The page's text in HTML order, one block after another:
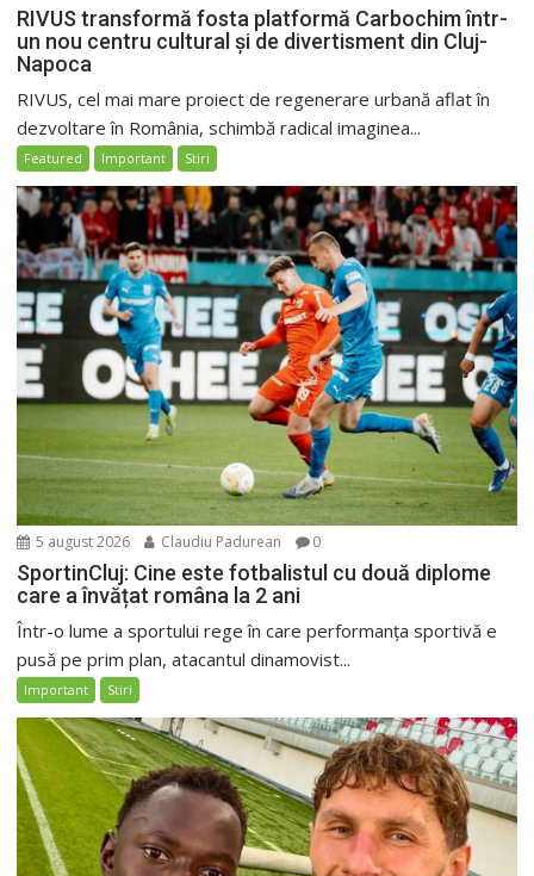
RIVUS transformă fosta platformă Carbochim într-
un nou centru cultural și de divertisment din Cluj-
Napoca
RIVUS, cel mai mare proiect de regenerare urbană aflat în
dezvoltare în România, schimbă radical imaginea...
Featured Important Stiri
5 august 2026 Claudiu Padurean 0
SportinCluj: Cine este fotbalistul cu două diplome
care a învățat româna la 2 ani
Într-o lume a sportului rege în care performanța sportivă e
pusă pe prim plan, atacantul dinamovist...
Important Stiri